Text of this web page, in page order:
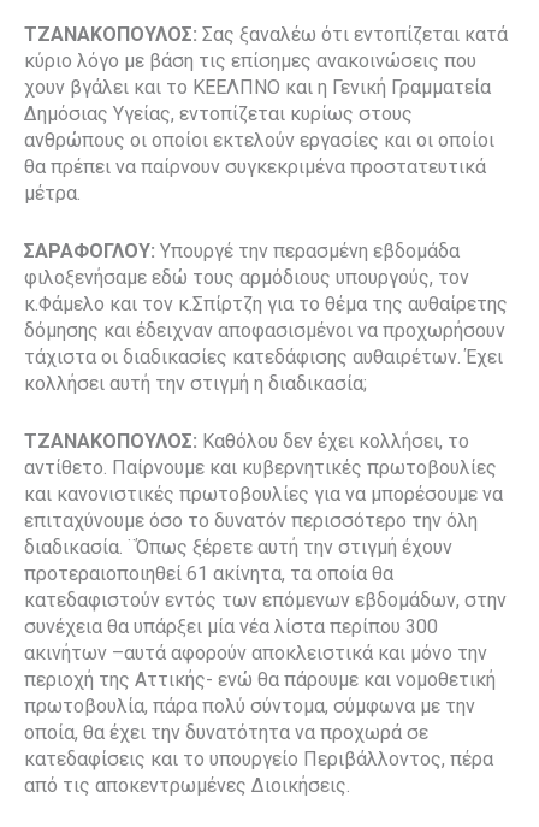
ΤΖΑΝΑΚΟΠΟΥΛΟΣ: Σας ξαναλέω ότι εντοπίζεται κατά
κύριο λόγο με βάση τις επίσημες ανακοινώσεις που
χουν βγάλει και το ΚΕΕΛΠΝΟ και η Γενική Γραμματεία
Δημόσιας Υγείας, εντοπίζεται κυρίως στους
ανθρώπους οι οποίοι εκτελούν εργασίες και οι οποίοι
θα πρέπει να παίρνουν συγκεκριμένα προστατευτικά
μέτρα.
ΣΑΡΑΦΟΓΛΟΥ: Υπουργέ την περασμένη εβδομάδα
φιλοξενήσαμε εδώ τους αρμόδιους υπουργούς, τον
κ.Φάμελο και τον κ.Σπίρτζη για το θέμα της αυθαίρετης
δόμησης και έδειχναν αποφασισμένοι να προχωρήσουν
τάχιστα οι διαδικασίες κατεδάφισης αυθαιρέτων. Έχει
κολλήσει αυτή την στιγμή η διαδικασία;
ΤΖΑΝΑΚΟΠΟΥΛΟΣ: Καθόλου δεν έχει κολλήσει, το
αντίθετο. Παίρνουμε και κυβερνητικές πρωτοβουλίες
και κανονιστικές πρωτοβουλίες για να μπορέσουμε να
επιταχύνουμε όσο το δυνατόν περισσότερο την όλη
διαδικασία. ¨Όπως ξέρετε αυτή την στιγμή έχουν
προτεραιοποιηθεί 61 ακίνητα, τα οποία θα
κατεδαφιστούν εντός των επόμενων εβδομάδων, στην
συνέχεια θα υπάρξει μία νέα λίστα περίπου 300
ακινήτων –αυτά αφορούν αποκλειστικά και μόνο την
περιοχή της Αττικής- ενώ θα πάρουμε και νομοθετική
πρωτοβουλία, πάρα πολύ σύντομα, σύμφωνα με την
οποία, θα έχει την δυνατότητα να προχωρά σε
κατεδαφίσεις και το υπουργείο Περιβάλλοντος, πέρα
από τις αποκεντρωμένες Διοικήσεις.